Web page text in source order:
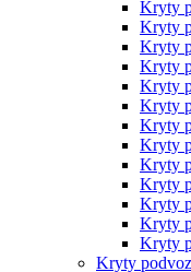
Kryty
Kryty
Kryty
Kryty
Kryty
Kryty
Kryty
Kryty
Kryty
Kryty
Kryty
Kryty
Kryty
Kryty